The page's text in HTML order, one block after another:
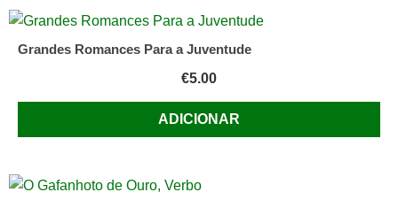
edição)
Marcello
Grandes Romances Para a Juventude
€5.00
ADICIONAR